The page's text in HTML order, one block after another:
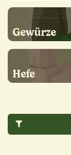
Gewürze
Hefe